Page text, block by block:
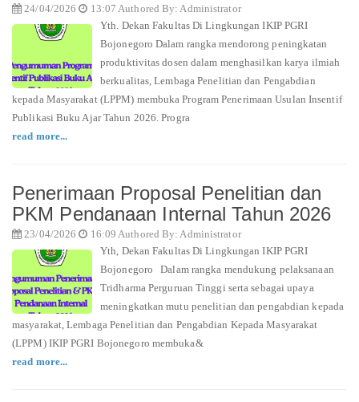
24/04/2026
13:07 Authored By: Administrator
Yth. Dekan Fakultas Di Lingkungan IKIP PGRI
Bojonegoro Dalam rangka mendorong peningkatan
produktivitas dosen dalam menghasilkan karya ilmiah
berkualitas, Lembaga Penelitian dan Pengabdian
kepada Masyarakat (LPPM) membuka Program Penerimaan Usulan Insentif
Publikasi Buku Ajar Tahun 2026. Progra
read more...
Penerimaan Proposal Penelitian dan
PKM Pendanaan Internal Tahun 2026
23/04/2026
16:09 Authored By: Administrator
Yth, Dekan Fakultas Di Lingkungan IKIP PGRI
Bojonegoro Dalam rangka mendukung pelaksanaan
Tridharma Perguruan Tinggi serta sebagai upaya
meningkatkan mutu penelitian dan pengabdian kepada
masyarakat, Lembaga Penelitian dan Pengabdian Kepada Masyarakat
(LPPM) IKIP PGRI Bojonegoro membuka&
read more...